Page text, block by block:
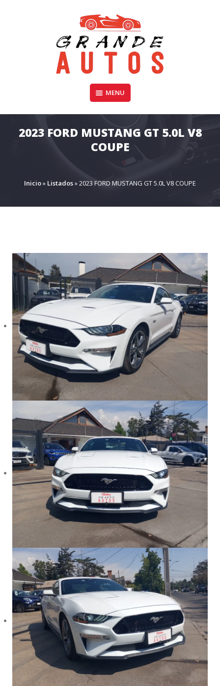
GRANDE AUTOS CHILE
Compra y Venta de Autos Usados, Camionetas, y SUV
MENU
2023 FORD MUSTANG GT 5.0L V8
COUPE
Inicio» Listados»2023 FORD MUSTANG GT 5.0L V8 COUPE